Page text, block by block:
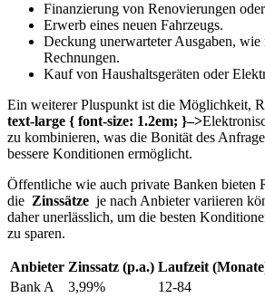
Finanzierung von Renovierungen
Erwerb eines neuen Fahrzeugs.
Deckung unerwarteter Ausgaben, wie
Rechnungen.
Kauf von Haushaltsgeräten oder
Ein weiterer Pluspunkt‌ ist die Möglichkeit,
text-large { font-size:​ 1.2em; }–>
zu‍ kombinieren, was die Bonität des
bessere Konditionen ermöglicht.
Öffentliche wie auch private ⁤Banken ⁤bieten‍
die ‌ Zinssätze
je nach Anbieter variieren
daher unerlässlich, um die besten
zu sparen.
Anbieter Zinssatz (p.a.) Laufzeit
Bank A
3,99%
12-84